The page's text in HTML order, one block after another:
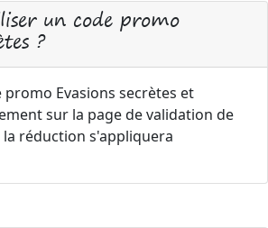
un code promo
?
promo Evasions secrètes et
sur la page de validation de
réduction s'appliquera